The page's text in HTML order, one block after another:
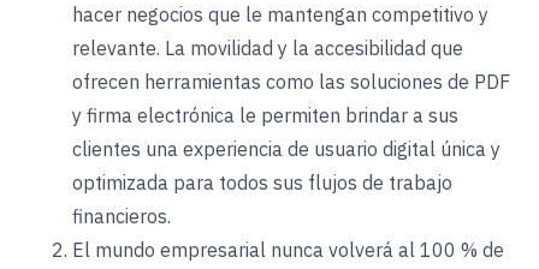
hacer negocios que le mantengan competitivo y
relevante. La movilidad y la accesibilidad que
ofrecen herramientas como las soluciones de PDF
y firma electrónica le permiten brindar a sus
clientes una experiencia de usuario digital única y
optimizada para todos sus flujos de trabajo
financieros.
El mundo empresarial nunca volverá al 100 % de